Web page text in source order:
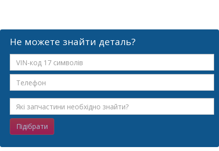
Не можете знайти деталь?
Підібрати